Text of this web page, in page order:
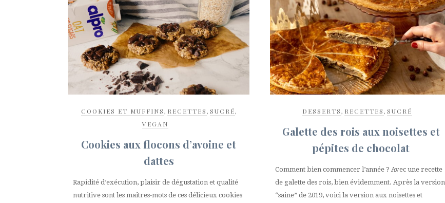
COOKIES ET MUFFINS , RECETTES , SUCRÉ,
VEGAN
Cookies aux flocons d’avoine et
dattes
Rapidité d’exécution, plaisir de dégustation et qualité
nutritive sont les maîtres-mots de ces délicieux cookies
DESSERTS , RECETTES , SUCRÉ
Galette des rois aux noisettes et
pépites de chocolat
Comment bien commencer l’année ? Avec une recette
de galette des rois, bien évidemment. Après la version
“saine” de 2019, voici la version aux noisettes et